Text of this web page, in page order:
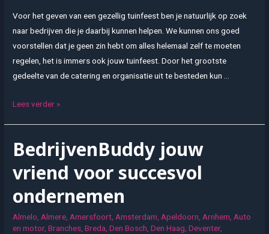
Voor het geven van een gezellig tuinfeest ben je natuurlijk op zoek
naar bedrijven die je daarbij kunnen helpen. We kunnen ons goed
voorstellen dat je geen zin hebt om alles helemaal zelf te moeten
regelen, het is immers ook jouw tuinfeest. Door het grootste
gedeelte van de catering en organisatie uit te besteden kun …
Bedrijven
voor
beste
tuinfeestjes
Lees verder »
BedrijvenBuddy jouw
vriend voor succesvol
ondernemen
Almelo,Almere,Amersfoort,Amsterdam,Apeldoorn,Arnhem,Auto
en motor,Branches,Breda,Den Bosch,Den Haag,Deventer,